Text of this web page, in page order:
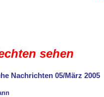
sehen
Nachrichten 05/März 2005